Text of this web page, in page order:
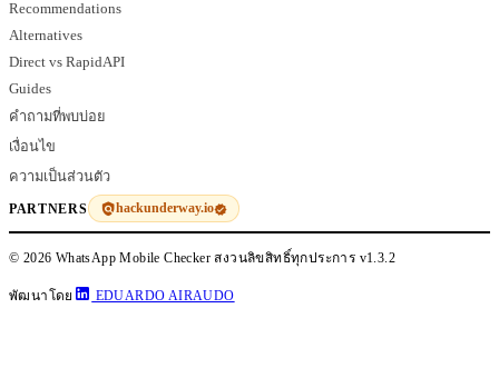
Recommendations
Alternatives
Direct vs RapidAPI
Guides
คำถามที่พบบ่อย
เงื่อนไข
ความเป็นส่วนตัว
PARTNERS hackunderway.io
© 2026 WhatsApp Mobile Checker สงวนลิขสิทธิ์ทุกประการ v1.3.2
พัฒนาโดย EDUARDO AIRAUDO